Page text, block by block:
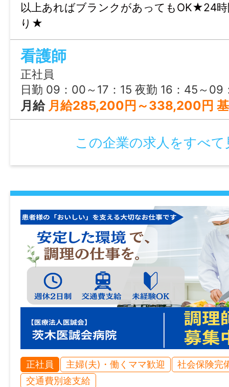
以上あればブランクがあってもOK★24時
り★
看護師
正社員
日勤 09：00～17：15 夜勤 16：45～09
月給 月給285,200円～338,200円 基本給203,400円～256,400円 + 諸手当81,800円 【諸手当内訳】 病棟手当：10,000円 当直手当：16,000円/回 皆勤手当：5,000円 ベースアップ評価手当：7,800円 ※上記モデルは、当直4回の場合の例です。 ※給与額は経験年数・勤務実績などを考慮して決定いたします。 【別途支給手当】 時間外手当 通勤手当：全額支給 日勤手当（祝日）：2,000円 日直
この企業の求人をすべて
正社員 主婦(夫)・働くママ歓迎
社会保険完
交通費別途支給